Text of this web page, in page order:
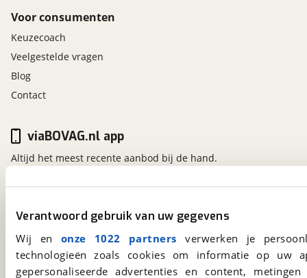
Verantwoord gebruik van uw gegevens
Wij en onze 1022 partners verwerken je
technologieën zoals cookies om informatie op
gepersonaliseerde advertenties en content,
Voor consumenten
Keuzecoach
Veelgestelde vragen
Blog
Contact
viaBOVAG.nl
Kosterijland15
3981 AJ
Bunnik
Een initiatief van
viaBOVAG.nl app
Altijd het meest recente aanbod bij de hand.